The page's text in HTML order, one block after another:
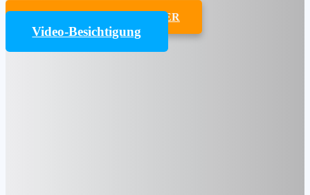
UMZUGSKOSTENRECHNER
Video-Besichtigung